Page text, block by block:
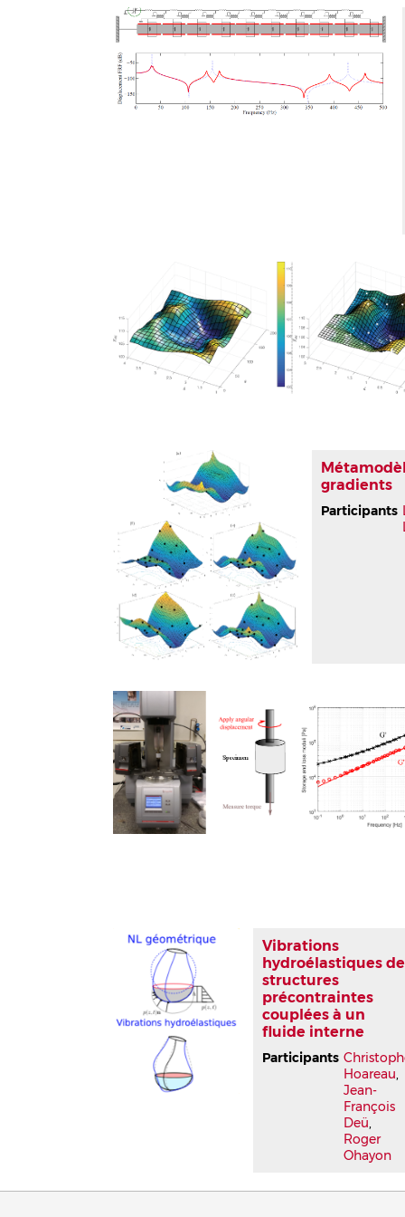
gradients
Participants
Vibrations
hydroélastiques de
structures
précontraintes
couplées à un
fluide interne
Participants
Hoareau,
Jean-
François
Deü,
Roger
Ohayon